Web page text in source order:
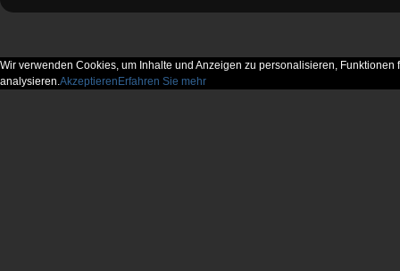
Wir verwenden Cookies, um Inhalte und Anzeigen zu personalisieren,
analysieren.Akzeptieren Erfahren Sie mehr